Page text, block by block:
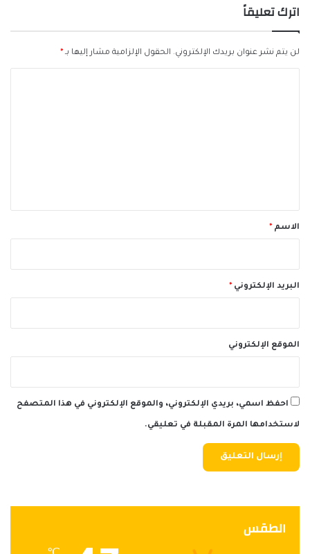
اترك تعليقاً
لن يتم نشر عنوان بريدك الإلكتروني. الحقول الإلزامية مشار إليها بـ *
*الاسم *
البريد الإلكتروني *
الموقع الإلكتروني
احفظ اسمي، بريدي الإلكتروني، والموقع الإلكتروني في هذا المتصفح
لاستخدامها المرة المقبلة في تعليقي.
الطقس